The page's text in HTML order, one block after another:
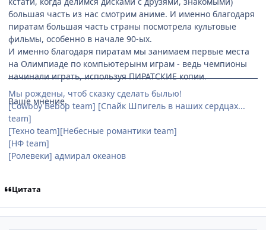
большая часть из нас смотрим аниме. И именно благодаря
пиратам большая часть страны посмотрела культовые
фильмы, особенно в начале 90-ых.
И именно благодаря пиратам мы занимаем первые места
на Олимпиаде по компьютерынм играм - ведь чемпионы
начинали играть, используя ПИРАТСКИЕ копии.
Ваше мнение.
Мы рождены, чтоб сказку сделать былью!
[Cowboy Bebop team] [Спайк Шпигель в наших сердцах...
team]
[Техно team][Небесные романтики team]
[НФ team]
[Ролевеки] адмирал океанов
Цитата